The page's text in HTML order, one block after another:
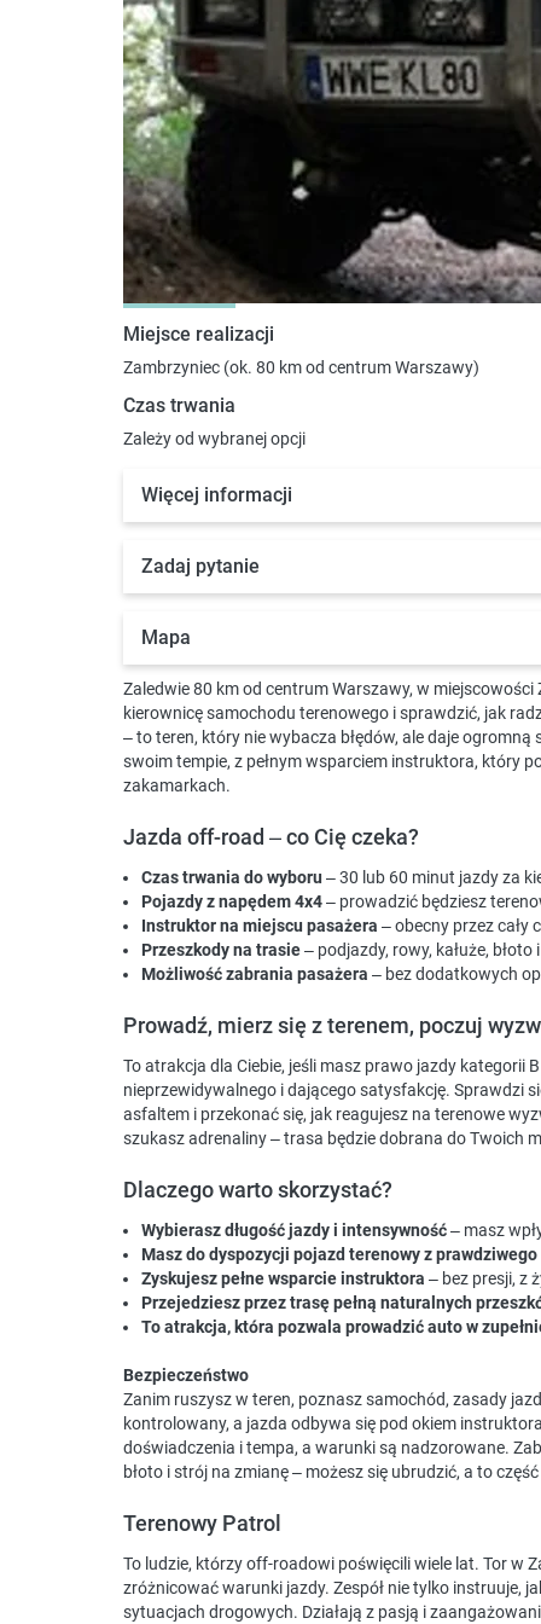
Miejsce realizacji
Zambrzyniec (ok. 80 km od centrum Warszawy)
Czas trwania
Zależy od wybranej opcji
Więcej informacji
Zadaj pytanie
Mapa
Zaledwie 80 km od centrum Warszawy, w
kierownicę samochodu terenowego i sprawdzić, jak
– to teren, który nie wybacza błędów, ale daje
swoim tempie, z pełnym wsparciem instruktora, który
zakamarkach.
Jazda off-road – co Cię czeka?
Czas trwania do wyboru – 30 lub 60 minut jazdy za
Pojazdy z napędem 4x4– prowadzić będziesz
Instruktor na miejscu pasażera – obecny przez cały
Przeszkody na trasie– podjazdy, rowy, kałuże,
Możliwość zabrania pasażera – bez dodatkowych
Prowadź, mierz się z terenem, poczuj
To atrakcja dla Ciebie, jeśli masz prawo jazdy kategorii
nieprzewidywalnego i dającego satysfakcję. Sprawdzi
asfaltem i przekonać się, jak reagujesz na terenowe
szukasz adrenaliny – trasa będzie dobrana do Twoich
Dlaczego warto skorzystać?
Wybierasz długość jazdy i intensywność– masz
Masz do dyspozycji pojazd terenowy z
Zyskujesz pełne wsparcie instruktora – bez presji, z
Przejedziesz przez trasę pełną naturalnych
To atrakcja, która pozwala prowadzić auto w
Bezpieczeństwo
Zanim ruszysz w teren, poznasz samochód, zasady
kontrolowany, a jazda odbywa się pod okiem
doświadczenia i tempa, a warunki są nadzorowane.
błoto i strój na zmianę – możesz się ubrudzić, a to
Terenowy Patrol
To ludzie, którzy off-roadowi poświęcili wiele lat. Tor w
zróżnicować warunki jazdy. Zespół nie tylko instruuje,
sytuacjach drogowych. Działają z pasją i